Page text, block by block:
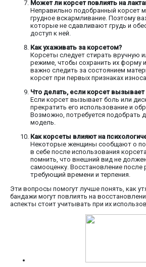
Может ли корсет повлиять на
Неправильно подобранный корсет
грудное вскармливание. Поэтому
которые не сдавливают грудь и
доступ к ней.
Как ухаживать за корсетом?
Корсеты следует стирать вручную
режиме, чтобы сохранить их форму
важно следить за состоянием
корсет при первых признаках
Что делать, если корсет
Если корсет вызывает боль или
прекратить его использование и
Возможно, потребуется подобрать
модель.
Как корсеты влияют на
Некоторые женщины сообщают о
в себе после использования
помнить, что внешний вид не
самооценку. Восстановление после
требующий времени и терпения.
Эти вопросы помогут лучше понять, как
бандажи могут повлиять на
аспекты стоит учитывать при их